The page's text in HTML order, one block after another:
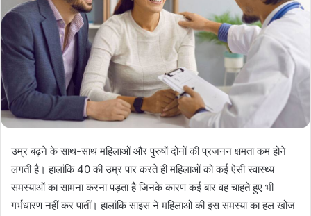
उम्र बढ़ने के साथ-साथ महिलाओं और पुरुषों दोनों की प्रजनन क्षमता कम होने
लगती है। हालांकि 40 की उम्र पार करते ही महिलाओं को कई ऐसी स्वास्थ्य
समस्याओं का सामना करना पड़ता है जिनके कारण कई बार वह चाहते हुए भी
गर्भधारण नहीं कर पातीं। हालांकि साइंस ने महिलाओं की इस समस्या का हल खोज